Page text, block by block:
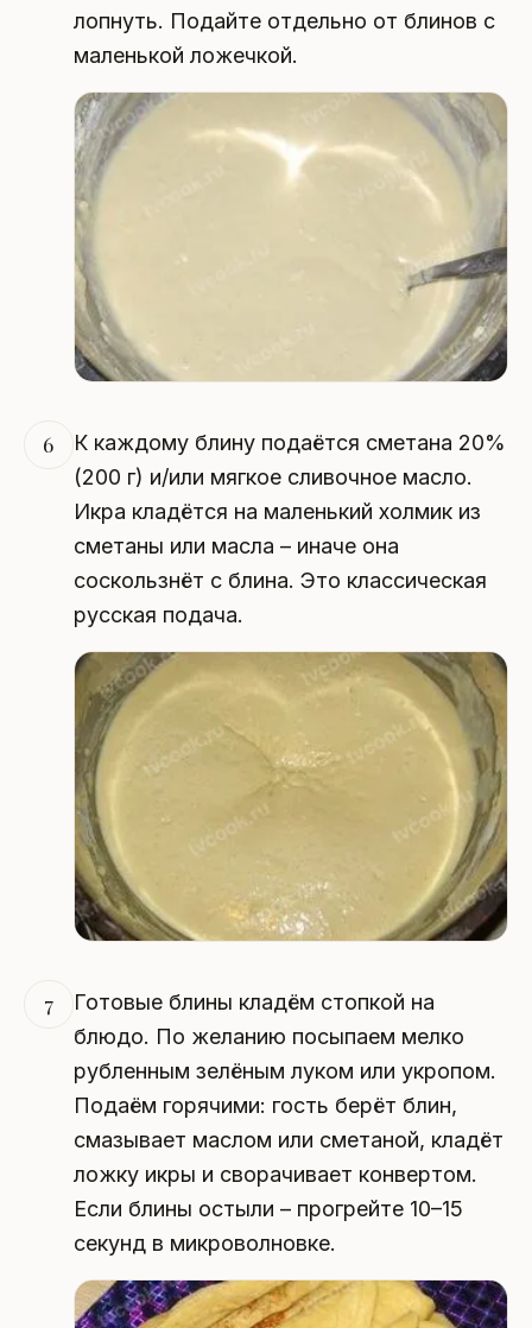
лопнуть. Подайте отдельно от блинов с
маленькой ложечкой.
6
К каждому блину подаётся сметана 20%
(200 г) и/или мягкое сливочное масло.
Икра кладётся на маленький холмик из
сметаны или масла – иначе она
соскользнёт с блина. Это классическая
русская подача.
7
Готовые блины кладём стопкой на
блюдо. По желанию посыпаем мелко
рубленным зелёным луком или укропом.
Подаём горячими: гость берёт блин,
смазывает маслом или сметаной, кладёт
ложку икры и сворачивает конвертом.
Если блины остыли – прогрейте 10–15
секунд в микроволновке.